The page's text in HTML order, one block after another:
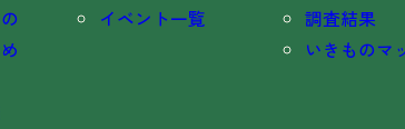
イベント一覧
調査結果
いきものマ